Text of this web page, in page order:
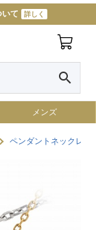
て 詳しく
search
メンズ
ペンダントネックレス